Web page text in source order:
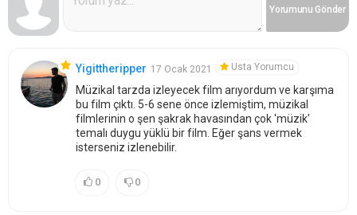
Yorumunu Gönder
Yigittheripper 17 Ocak 2021 Usta Yorumcu
Müzikal tarzda izleyecek film arıyordum ve karşıma
bu film çıktı. 5-6 sene önce izlemiştim, müzikal
filmlerinin o şen şakrak havasından çok 'müzik'
temalı duygu yüklü bir film. Eğer şans vermek
isterseniz izlenebilir.
0 0